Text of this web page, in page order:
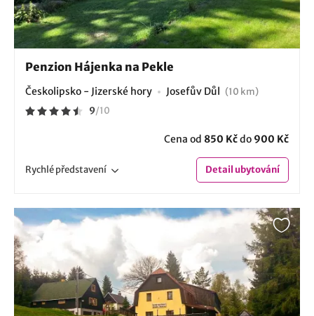
Penzion Hájenka na Pekle
Českolipsko - Jizerské hory Josefův Důl (10 km)
9/10
Cena od 850 Kčdo 900 Kč
Rychlépředstavení Detailubytování